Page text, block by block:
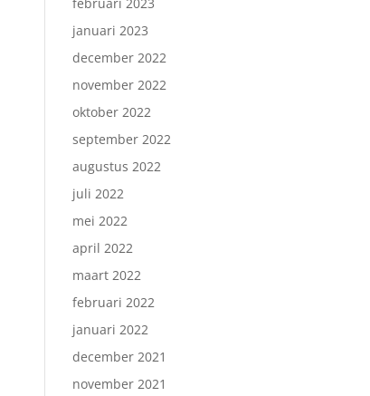
januari 2023
december 2022
november 2022
oktober 2022
september 2022
augustus 2022
juli 2022
mei 2022
april 2022
maart 2022
februari 2022
januari 2022
december 2021
november 2021